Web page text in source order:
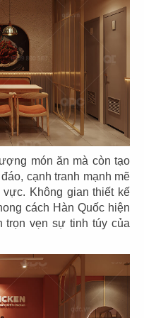
món ăn mà còn tạo
cạnh tranh mạnh mẽ
Không gian thiết kế
cách Hàn Quốc hiện
trọn vẹn sự tinh túy của
GAUCHO
Wink Hotel - Đà Nẵng
GAUCHO
CN Hai Bà Trưng - Q.1
GAUCHO
Lê Lợi